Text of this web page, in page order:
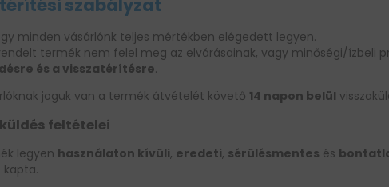
szabályzat
minden vásárlónk teljes mértékben elégedett legyen.
termék nem felel meg az elvárásainak, vagy minőségi/
és a visszatérítésre.
joguk van a termék átvételét követő 14 napon belül
feltételei
legyen használaton kívüli, eredeti, sérülésmentes és
kapta.